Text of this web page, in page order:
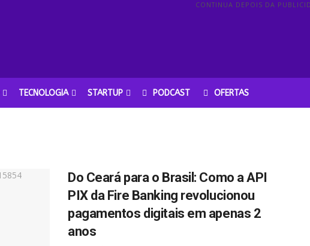
CONTINUA DEPOIS DA
TECNOLOGIA STARTUP PODCAST OFERTAS
Do Ceará para o Brasil: Como a API
PIX da Fire Banking revolucionou
pagamentos digitais em apenas 2
anos